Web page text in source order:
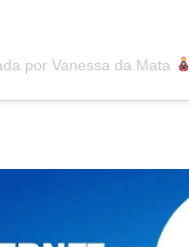
por Vanessa da Mata